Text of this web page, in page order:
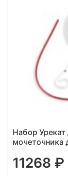
Набор Урекат
мочеточника
11268 ₽